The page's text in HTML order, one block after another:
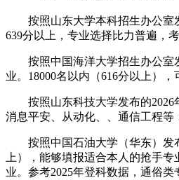
按照山东大学本科招生办公室发
639分以上，专业选择比力普遍，
按照中国海洋大学招生办公室发
业。18000名以内（616分以上）
按照山东科技大学发布的2026年
消息平安、从动化、、通信工程等
按照中国石油大学（华东）发布
上），能够填报适合本人的抢手
业。参考2025年登科数据，通俗类